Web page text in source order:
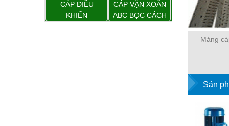
Mỏ - Trang thiết bị
CÁP ĐIỀU
KHIỂN
CÁP VẶN XOẮN
ABC BỌC CÁCH
Máng
Sản